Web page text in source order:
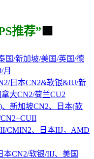
推荐” 🟩
国/新加坡/美国/英国/德
月
日本CN2&软银&IIJ/新
大CN2/荷兰CU2
新加坡CN2、日本(软
CMIN2、日本IIJ，AMD
本CN2/软银/IIJ、美国